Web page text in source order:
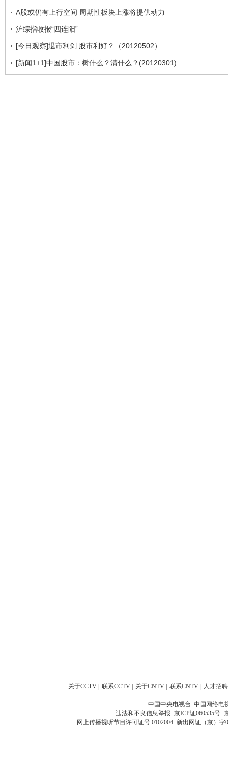
A股或仍有上行空间 周期性板块上涨将提供动力
沪综指收报“四连阳”
[今日观察]退市利剑 股市利好？（20120502）
[新闻1+1]中国股市：树什么？清什么？(20120301)
关于CCTV 联系CCTV 关于CNTV 联系CNTV 人才招聘
中国中央电视台 中国网络电
违法和不良信息举报 京ICP证060535号
网上传播视听节目许可证号 0102004 新出网证（京）